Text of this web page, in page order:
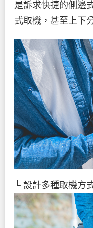
是訴求快捷的側邊
式取機，甚至上下
└ 設計多種取機方